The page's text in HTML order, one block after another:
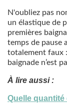
N'oubliez pas
un élastique de
premières
temps de pause
totalement faux
baignade n’est
À lire aussi :
Quelle